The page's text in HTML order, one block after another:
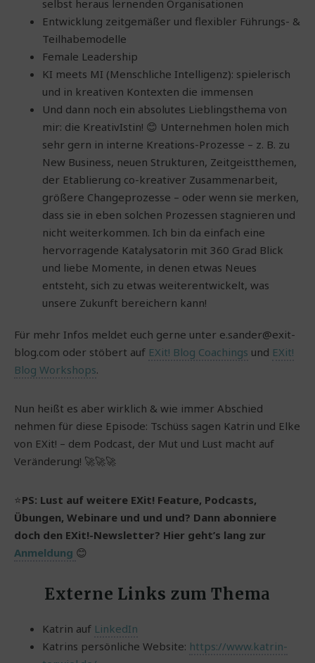
selbst heraus lernenden Organisationen
Entwicklung zeitgemäßer und flexibler Führungs- &
Teilhabemodelle
Female Leadership
KI meets MI (Menschliche Intelligenz): spielerisch
und in kreativen Kontexten die immensen
Und dann noch ein absolutes Lieblingsthema von
mir: die KreativIstin! 😊 Unternehmen holen mich
sehr gern in interne Kreations-Prozesse – z. B. zu
New Business, neuen Strukturen, Zeitgeistthemen,
der Etablierung co-kreativer Zusammenarbeit,
größere Changeprozesse – oder wenn sie merken,
dass sie in eben solchen Prozessen stagnieren und
nicht weiterkommen. Ich bin da einfach eine
hervorragende Katalysatorin mit 360 Grad Blick
und liebe Momente, in denen etwas Neues
entsteht, sich zu etwas weiterentwickelt, was
unsere Zukunft bereichern kann!
Für mehr Infos meldet euch gerne unter e.sander@exit-
blog.com oder stöbert auf EXit! Blog Coachings und EXit!
Blog Workshops.
Nun heißt es aber wirklich & wie immer Abschied
nehmen für diese Episode: Tschüss sagen Katrin und Elke
von EXit! – dem Podcast, der Mut und Lust macht auf
Veränderung! 🚀🚀🚀
⭐️PS: Lust auf weitere EXit! Feature, Podcasts,
Übungen, Webinare und und und? Dann abonniere
doch den EXit!-Newsletter? Hier geht’s lang zur
Anmeldung 😊
Externe Links zum Thema
Katrin auf LinkedIn
Katrins persönliche Website: https://www.katrin-